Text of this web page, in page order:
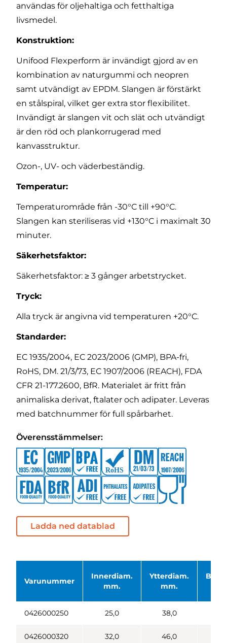
användas för oljehaltiga och fetthaltiga
livsmedel.
Konstruktion:
Unifood Flexperform är invändigt gjord av en
kombination av naturgummi och neopren
samt utvändigt av EPDM. Slangen är förstärkt
en stålspiral, vilket ger extra stor flexibilitet.
Invändigt är slangen vit och slät och utvändigt
är den röd och plankorrugerad med
kanvasstruktur.
Ozon-, UV- och väderbeständig.
Temperatur:
Temperaturområde från -30°C till +90°C.
Slangen kan steriliseras vid +130°C i maximalt 30
minuter.
Säkerhetsfaktor:
Säkerhetsfaktor: ≥ 3 gånger arbetstrycket.
Tryck:
Alla tryck är angivna vid temperaturen +20°C.
Standarder:
EC 1935/2004, EC 2023/2006 (GMP), BPA-fri,
RoHS, DM. 21/3/73, EC 1907/2006 (REACH), FDA
CFR 21-177.2600, BfR. Materialet är fritt från
animaliska derivat, ftalater och adipater. Leveras
med batchnummer för full spårbarhet.
Överensstämmelser:
Ladda ned datablad
Varunummer
Innerdiam.
mm.
Ytterdiam.
mm.
0426000250 25,0 38,0
0426000320 32,0 46,0